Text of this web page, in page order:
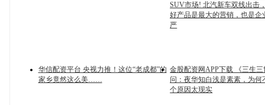
SUV市场! 北汽新车双线出击
好产品是最大的营销，也是企
严
华信配资平台 央视力推！这位“老成都”的
家乡竟然这么美……
金股配资网APP下载 《三生
问：夜华知白浅是素素，为何
个原因太现实